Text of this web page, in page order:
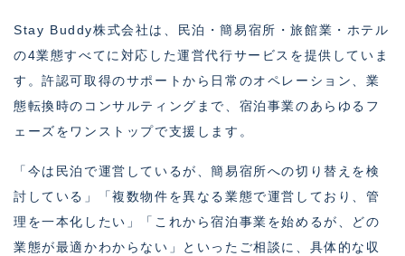
Stay Buddy株式会社は、民泊・簡易宿所・旅館業・ホテル
の4業態すべてに対応した運営代行サービスを提供していま
す。許認可取得のサポートから日常のオペレーション、業
態転換時のコンサルティングまで、宿泊事業のあらゆるフ
ェーズをワンストップで支援します。
「今は民泊で運営しているが、簡易宿所への切り替えを検
討している」「複数物件を異なる業態で運営しており、管
理を一本化したい」「これから宿泊事業を始めるが、どの
業態が最適かわからない」といったご相談に、具体的な収